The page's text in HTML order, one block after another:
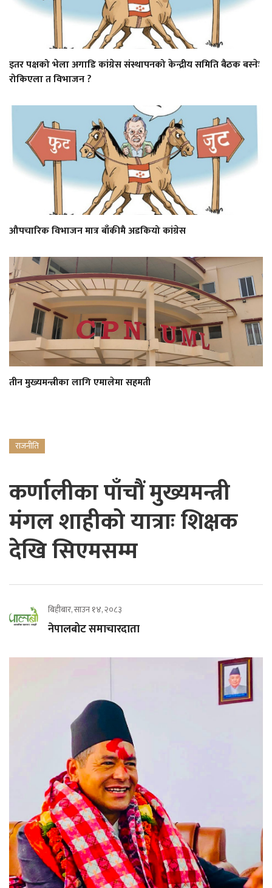
इतर पक्षको भेला अगाडि कांग्रेस संस्थापनको केन्द्रीय समिति बैठक बस्नेः
रोकिएला त विभाजन ?
औपचारिक विभाजन मात्र बाँकीमै अडकियो कांग्रेस
तीन मुख्यमन्त्रीका लागि एमालेमा सहमती
राजनीति
कर्णालीका पाँचौं मुख्यमन्त्री
मंगल शाहीको यात्राः शिक्षक
देखि सिएमसम्म
बिहीबार, साउन १४, २०८३
नेपालबोट समाचारदाता